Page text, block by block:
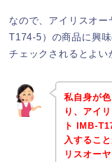
なので、アイリスオ
T174-5）の商品に興
チェックされるとよい
私自身が
り、アイ
ト IMB-
入するこ
リスオー